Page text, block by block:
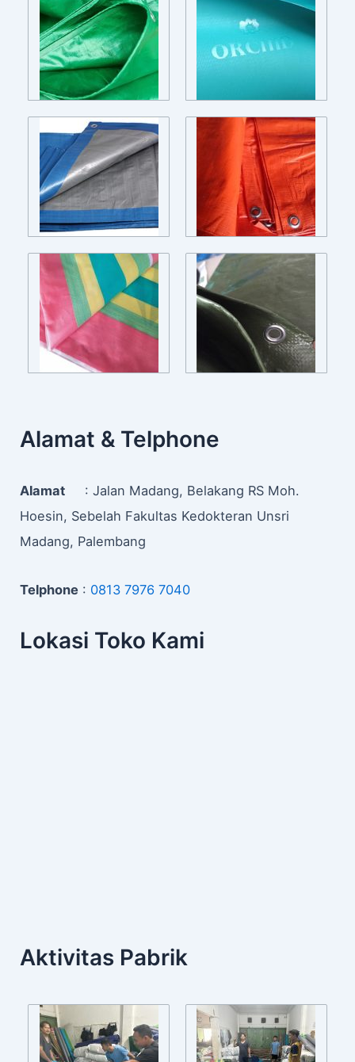
Alamat & Telphone
Alamat : Jalan Madang, Belakang RS Moh.
Hoesin, Sebelah Fakultas Kedokteran Unsri
Madang, Palembang
Telphone : 0813 7976 7040
Lokasi Toko Kami
Aktivitas Pabrik